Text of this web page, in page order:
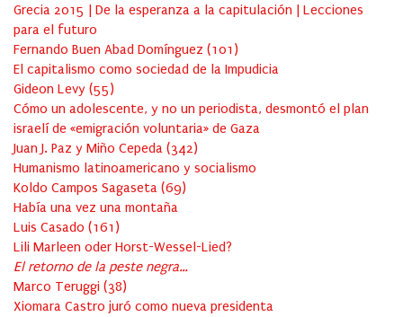
Grecia 2015 | De la esperanza a la capitulación | Lecciones
para el futuro
Fernando Buen Abad Domínguez (101 )
El capitalismo como sociedad de la Impudicia
Gideon Levy (55)
Cómo un adolescente, y no un periodista, desmontó el plan
israelí de «emigración voluntaria» de Gaza
Juan J. Paz y Miño Cepeda (342)
Humanismo latinoamericano y socialismo
Koldo Campos Sagaseta (69)
Había una vez una montaña
Luis Casado (161 )
Lili Marleen oder Horst-Wessel-Lied?
El retorno de la peste negra…
Marco Teruggi (38)
Xiomara Castro juró como nueva presidenta